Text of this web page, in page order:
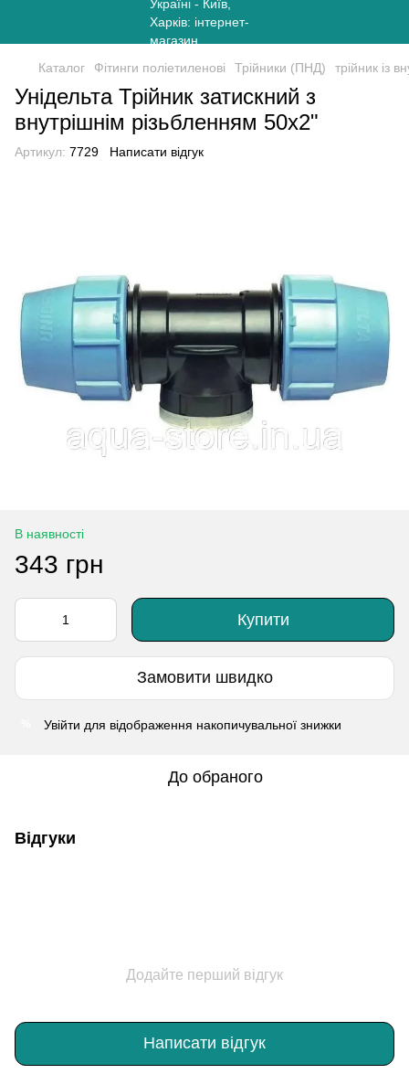
Каталог Фітинги поліетиленові Трійники (ПНД) трійник із
Унідельта Трійник затискний з
внутрішнім різьбленням 50х2"
Артикул: 7729 Написати відгук
В наявності
343 грн
Купити
Замовити швидко
Увійти для відображення накопичувальної знижки
До обраного
Відгуки
Додайте перший відгук
Написати відгук